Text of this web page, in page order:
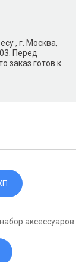
, г. Москва,
Перед
заказ готов к
аксессуаров: